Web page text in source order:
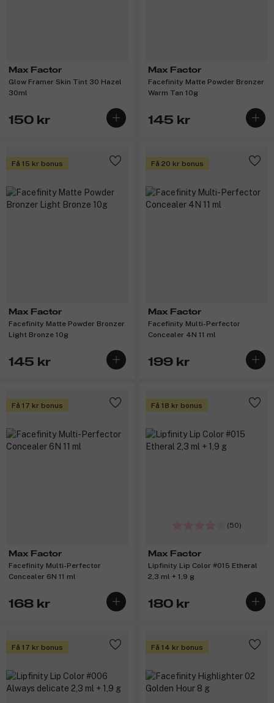
Max Factor
Glow Framer Skin Tint 30 Hazel
30ml
150 kr
Max Factor
Facefinity Matte Powder Bronzer
Warm Tan 10g
145 kr
Få 15 kr bonus
Max Factor
Facefinity Matte Powder Bronzer
Light Bronze 10g
145 kr
Få 20 kr bonus
Max Factor
Facefinity Multi-Perfector
Concealer 4N 11 ml
199 kr
Få 17 kr bonus
Max Factor
Facefinity Multi-Perfector
Concealer 6N 11 ml
168 kr
Få 18 kr bonus
(50)
Max Factor
Lipfinity Lip Color #015 Etheral
2,3 ml + 1,9 g
180 kr
Få 17 kr bonus Få 14 kr bonus